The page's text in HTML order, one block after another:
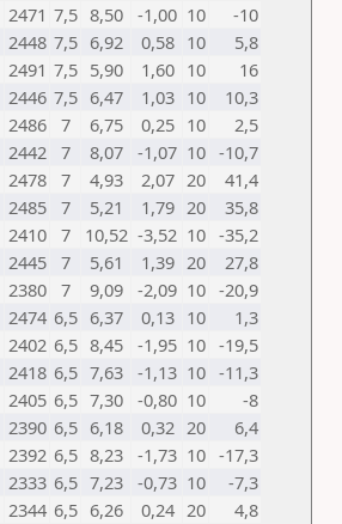
2471 7,5 8,50 -1,00 10
-10
2448 7,5 6,92 0,58 10
5,8
2491 7,5 5,90 1,60 10
16
2446 7,5 6,47 1,03 10
10,3
2486 7 6,75 0,25 10
2,5
2442 7 8,07 -1,07 10 -10,7
2478 7 4,93 2,07 20
41,4
2485 7 5,21 1,79 20
35,8
2410 7 10,52 -3,52 10 -35,2
2445 7 5,61 1,39 20
27,8
2380 7 9,09 -2,09 10 -20,9
2474 6,5 6,37 0,13 10
1,3
2402 6,5 8,45 -1,95 10 -19,5
2418 6,5 7,63 -1,13 10 -11,3
2405 6,5 7,30 -0,80 10
-8
2390 6,5 6,18 0,32 20
6,4
2392 6,5 8,23 -1,73 10 -17,3
2333 6,5 7,23 -0,73 10
-7,3
2344 6,5 6,26 0,24 20
4,8